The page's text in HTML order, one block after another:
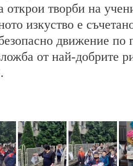
творби на
изкуство е
движение по
от най-добрите